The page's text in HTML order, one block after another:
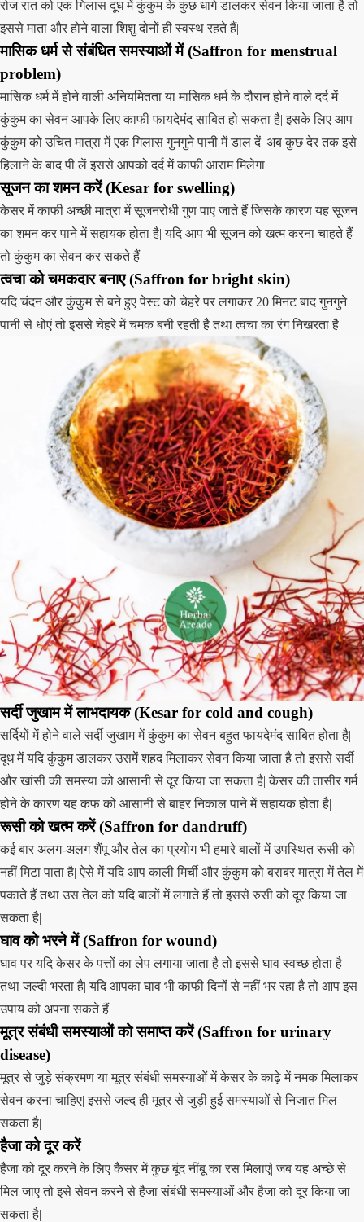
रोज रात को एक गिलास दूध में कुंकुम के कुछ धागे डालकर सेवन किया जाता है तो
इससे माता और होने वाला शिशु दोनों ही स्वस्थ रहते हैं|
मासिक धर्म से संबंधित समस्याओं में (Saffron for menstrual
problem)
मासिक धर्म में होने वाली अनियमितता या मासिक धर्म के दौरान होने वाले दर्द में
कुंकुम का सेवन आपके लिए काफी फायदेमंद साबित हो सकता है| इसके लिए आप
कुंकुम को उचित मात्रा में एक गिलास गुनगुने पानी में डाल दें| अब कुछ देर तक इसे
हिलाने के बाद पी लें इससे आपको दर्द में काफी आराम मिलेगा|
सूजन का शमन करें (Kesar for swelling)
केसर में काफी अच्छी मात्रा में सूजनरोधी गुण पाए जाते हैं जिसके कारण यह सूजन
का शमन कर पाने में सहायक होता है| यदि आप भी सूजन को खत्म करना चाहते हैं
तो कुंकुम का सेवन कर सकते हैं|
त्वचा को चमकदार बनाए (Saffron for bright skin)
यदि चंदन और कुंकुम से बने हुए पेस्ट को चेहरे पर लगाकर 20 मिनट बाद गुनगुने
पानी से धोएं तो इससे चेहरे में चमक बनी रहती है तथा त्वचा का रंग निखरता है
सर्दी जुखाम में लाभदायक (Kesar for cold and cough)
सर्दियों में होने वाले सर्दी जुखाम में कुंकुम का सेवन बहुत फायदेमंद साबित होता है|
दूध में यदि कुंकुम डालकर उसमें शहद मिलाकर सेवन किया जाता है तो इससे सर्दी
और खांसी की समस्या को आसानी से दूर किया जा सकता है| केसर की तासीर गर्म
होने के कारण यह कफ को आसानी से बाहर निकाल पाने में सहायक होता है|
रूसी को खत्म करें (Saffron for dandruff)
कई बार अलग-अलग शैंपू और तेल का प्रयोग भी हमारे बालों में उपस्थित रूसी को
नहीं मिटा पाता है| ऐसे में यदि आप काली मिर्ची और कुंकुम को बराबर मात्रा में तेल में
पकाते हैं तथा उस तेल को यदि बालों में लगाते हैं तो इससे रुसी को दूर किया जा
सकता है|
घाव को भरने में (Saffron for wound)
घाव पर यदि केसर के पत्तों का लेप लगाया जाता है तो इससे घाव स्वच्छ होता है
तथा जल्दी भरता है| यदि आपका घाव भी काफी दिनों से नहीं भर रहा है तो आप इस
उपाय को अपना सकते हैं|
मूत्र संबंधी समस्याओं को समाप्त करें (Saffron for urinary
disease)
मूत्र से जुड़े संक्रमण या मूत्र संबंधी समस्याओं में केसर के काढ़े में नमक मिलाकर
सेवन करना चाहिए| इससे जल्द ही मूत्र से जुड़ी हुई समस्याओं से निजात मिल
सकता है|
हैजा को दूर करें
हैजा को दूर करने के लिए कैसर में कुछ बूंद नींबू का रस मिलाएं| जब यह अच्छे से
मिल जाए तो इसे सेवन करने से हैजा संबंधी समस्याओं और हैजा को दूर किया जा
सकता है|